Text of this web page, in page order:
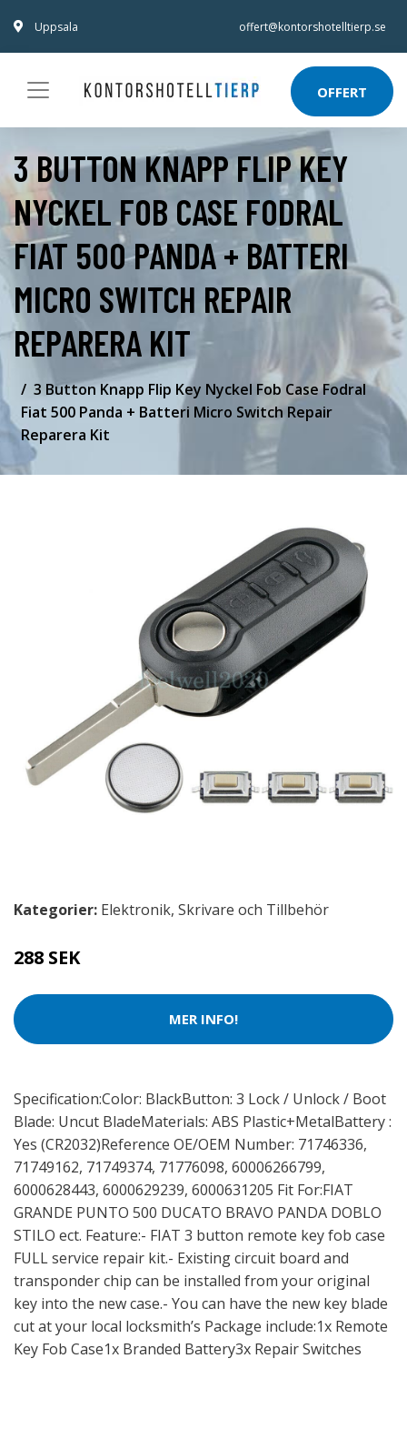
Uppsala offert@kontorshotelltierp.se
OFFERT
3 BUTTON KNAPP FLIP KEY
NYCKEL FOB CASE FODRAL
FIAT 500 PANDA + BATTERI
MICRO SWITCH REPAIR
REPARERA KIT
3 Button Knapp Flip Key Nyckel Fob Case Fodral
Fiat 500 Panda + Batteri Micro Switch Repair
Reparera Kit
Kategorier: Elektronik, Skrivare och Tillbehör
288 SEK
MER INFO!
Specification:Color: BlackButton: 3 Lock / Unlock / Boot
Blade: Uncut BladeMaterials: ABS Plastic+MetalBattery :
Yes (CR2032)Reference OE/OEM Number: 71746336,
71749162, 71749374, 71776098, 60006266799,
6000628443, 6000629239, 6000631205 Fit For:FIAT
GRANDE PUNTO 500 DUCATO BRAVO PANDA DOBLO
STILO ect. Feature:- FIAT 3 button remote key fob case
FULL service repair kit.- Existing circuit board and
transponder chip can be installed from your original
key into the new case.- You can have the new key blade
cut at your local locksmith’s Package include:1x Remote
Key Fob Case1x Branded Battery3x Repair Switches